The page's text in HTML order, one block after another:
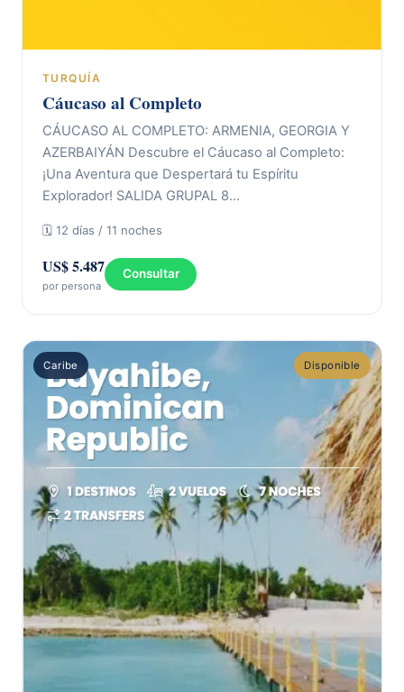
TURQUÍA
Cáucaso al Completo
CÁUCASO AL COMPLETO: ARMENIA, GEORGIA Y
AZERBAIYÁN Descubre el Cáucaso al Completo:
¡Una Aventura que Despertará tu Espíritu
Explorador! SALIDA GRUPAL 8…
🗓 12 días / 11 noches
US$ 5.487
por persona
Consultar
Caribe Disponible